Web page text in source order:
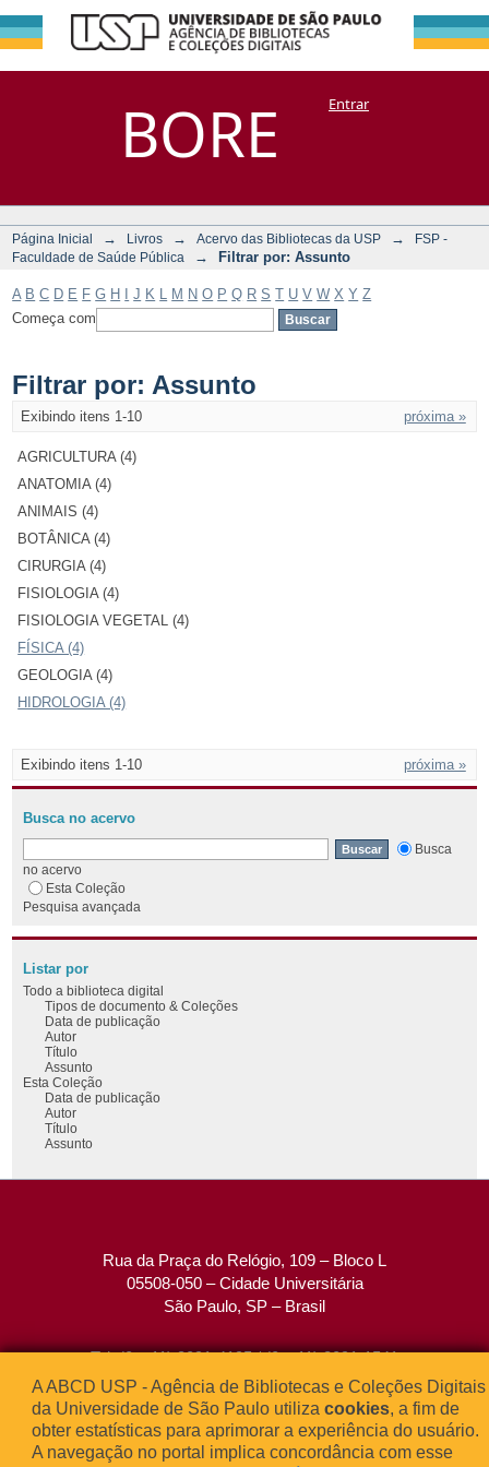
BORE
Filtrar por:
Assunto
DSpace/Manakin + CoriscoEntrar
Página Inicial → Livros → Acervo das Bibliotecas da USP →
FSP -
Faculdade de Saúde Pública
→ Filtrar por: Assunto
A B C D E F G H J K M N O P Q R S T U V W X Y Z
Começa com
Filtrar por: Assunto
Exibindo itens 1-10 próxima »
AGRICULTURA (4)
ANATOMIA (4)
ANIMAIS (4)
BOTÂNICA (4)
CIRURGIA (4)
FISIOLOGIA (4)
FISIOLOGIA VEGETAL (4)
FÍSICA (4)
GEOLOGIA (4)
HIDROLOGIA (4)
Exibindo itens 1-10 próxima »
Busca no acervo
Busca
no acervo
Esta Coleção
Pesquisa avançada
Listar por
Todo a biblioteca digital
Tipos de documento & Coleções
Data de publicação
Autor
Título
Assunto
Esta Coleção
Data de publicação
Autor
Título
Assunto
Rua da Praça do Relógio, 109 – Bloco L
05508-050 – Cidade Universitária
São Paulo, SP – Brasil
Tel: (0xx11) 3091-4195 / (0xx11) 3091-1541
Fax: (0xx11) 3091-1567
E-mail:atendimento@abcd.usp.br
A ABCD USP - Agência de Bibliotecas e Coleções Digitais
da Universidade de São Paulo utiliza cookies, a fim de
obter estatísticas para aprimorar a experiência do usuário.
A navegação no portal implica concordância com esse